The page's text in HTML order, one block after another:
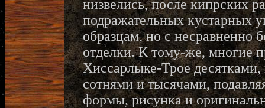
низвелись, после кипрских
подражательных кустарных
образцам, но с несравненно
отделки. К тому-же, многие
Хиссарлыке-Трое
сотнями и тысячами,
формы, рисунка и